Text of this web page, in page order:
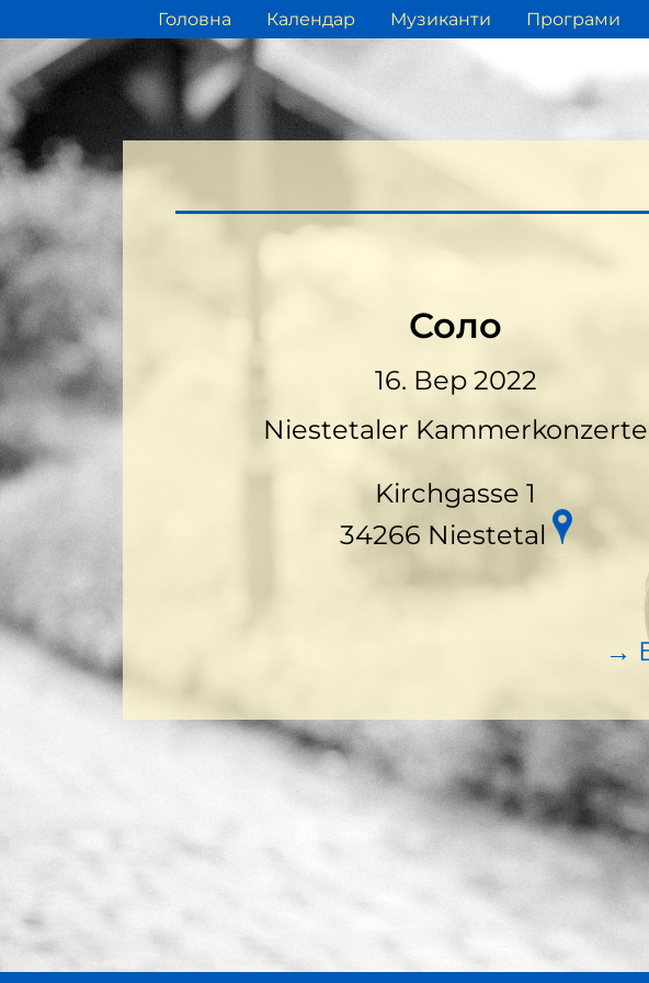
Головна Календар Музиканти Програми
Соло
16. Вер 2022
Niestetaler Kammerkonzerte
Kirchgasse 1
34266 Niestetal
→